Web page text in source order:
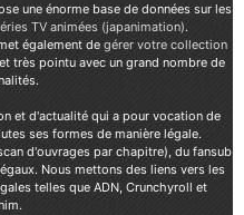
une énorme base de données sur les
TV animées (japanimation).
également de gérer votre collection
très pointu avec un grand nombre de
et d'actualité qui a pour vocation de
ses formes de manière légale.
d'ouvrages par chapitre), du fansub
Nous mettons des liens vers les
telles que ADN, Crunchyroll et